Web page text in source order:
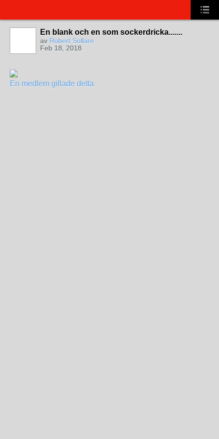
En blank och en som sockerdricka.......
av Robert Sollare
Feb 18, 2018
En medlem gillade detta